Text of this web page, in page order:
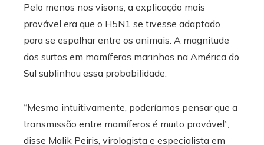
Pelo menos nos visons, a explicação mais
provável era que o H5N1 se tivesse adaptado
para se espalhar entre os animais. A magnitude
dos surtos em mamíferos marinhos na América do
Sul sublinhou essa probabilidade.
“Mesmo intuitivamente, poderíamos pensar que a
transmissão entre mamíferos é muito provável”,
disse Malik Peiris, virologista e especialista em